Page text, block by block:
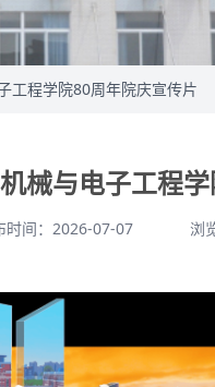
工程学院80周年院庆宣传片
械与电子工程
时间：2026-07-07 浏